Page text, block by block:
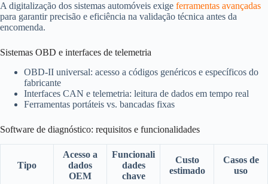
A digitalização dos sistemas automóveis exige ferramentas avançadas
para garantir precisão e eficiência na validação técnica antes da
encomenda.
Sistemas OBD e interfaces de telemetria
OBD-II universal: acesso a códigos genéricos e específicos do
fabricante
Interfaces CAN e telemetria: leitura de dados em tempo real
Ferramentas portáteis vs. bancadas fixas
Software de diagnóstico: requisitos e funcionalidades
Tipo
Acesso a
dados
OEM
Funcionali
dades
chave
Custo
estimado
Casos de
uso